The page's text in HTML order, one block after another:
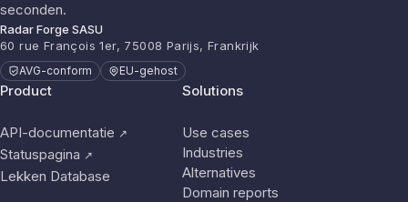
seconden.
Radar Forge SASU
60 rue François 1er, 75008 Parijs, Frankrijk
AVG-conform EU-gehost
Product
API-documentatie ↗
Statuspagina ↗
Lekken Database
Solutions
Use cases
Industries
Alternatives
Domain reports